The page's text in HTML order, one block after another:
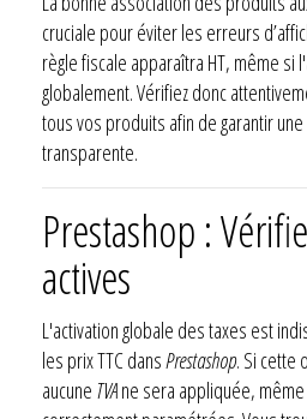
cruciale pour éviter les erreurs
règle fiscale apparaîtra HT, même si
globalement. Vérifiez donc
tous vos produits afin de garantir
transparente.
Prestashop :
actives
L'activation globale des taxes est
les prix TTC dansPrestashop. Si cette
aucune TVAne sera appliquée,